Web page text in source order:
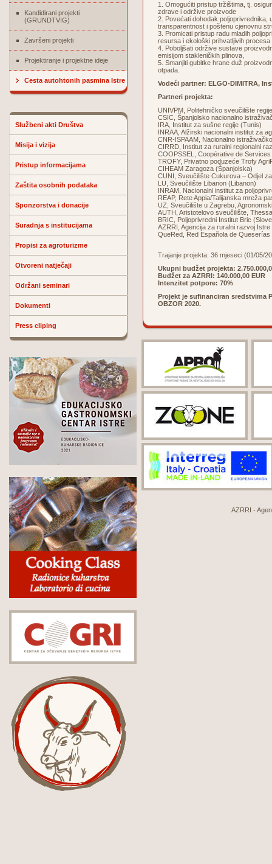
Kandidirani projekti
(GRUNDTVIG)
Završeni projekti
Projektiranje i projektne ideje
Cesta autohtonih pasmina Istre
Službeni akti Društva
Misija i vizija
Pristup informacijama
Zaštita osobnih podataka
Sponzorstva i donacije
Suradnja s institucijama
Propisi za agroturizme
Otvoreni natječaji
Održani seminari
Dokumenti
Press cliping
1. Omogućiti pristup tržištima, tj.
zdrave i održive proizvode
2. Povećati dohodak poljoprivrednika,
transparentnost i poštenu cjenovnu
3. Promicati pristup radu mladih
resursa i ekološki prihvatljivih
4. Poboljšati održive sustave
emisijom stakleničkih plinova,
5. Smanjiti gubitke hrane duž
otpada.
Vodeći partner: ELGO-DIMITRA,
Partneri projekta:
UNIVPM, Politehničko sveučilište
CSIC, Španjolsko nacionalno
IRA, Institut za sušne regije (Tunis)
INRAA, Alžirski nacionalni institut za
CNR-ISPAAM, Nacionalno
CIRRD, Institut za ruralni regionalni
COOPSSEL, Coopérative de
TROFY, Privatno poduzeće Trofy
CIHEAM Zaragoza (Španjolska)
CUNI, Sveučilište Cukurova – Odjel
LU, Sveučilište Libanon (Libanon)
INRAM, Nacionalni institut za
REAP, Rete Appia/Talijanska mreža
UZ, Sveučilište u Zagrebu,
AUTH, Aristotelovo sveučilište,
BRIC, Poljoprivredni Institut Bric
AZRRI, Agencija za ruralni razvoj
QueRed, Red Española de
Trajanje projekta: 36 mjeseci (01/05/
Ukupni budžet projekta:
Budžet za AZRRI: 140.000,00 EUR
Intenzitet potpore: 70%
Projekt je sufinanciran sredstvima
OBZOR 2020.
AZRRI -